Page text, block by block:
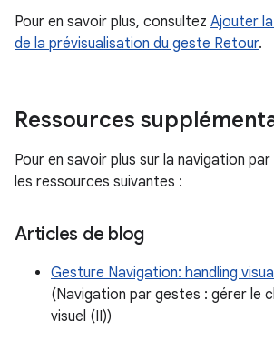
Pour en savoir plus, consultez Ajouter
de la prévisualisation du geste Retour.
Ressources
Pour en savoir plus sur la navigation
les ressources suivantes :
Articles de blog
Gesture Navigation: handling
(Navigation par gestes : gérer le
visuel (II))